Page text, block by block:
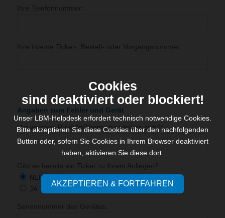
Angaben zum Fehler und Gerät
Um welches Produkt/Thema handelt es sich?*
NEIN
JA
Cookies
sind deaktiviert oder blockiert!
Unser LBM-Helpdesk erfordert technisch notwendige Cookies.
Bitte akzeptieren Sie diese Cookies über den nachfolgenden
Button oder, sofern Sie Cookies in Ihrem Browser deaktiviert
haben, aktivieren Sie diese dort.
AKZEPTIEREN & FORTFAHREN